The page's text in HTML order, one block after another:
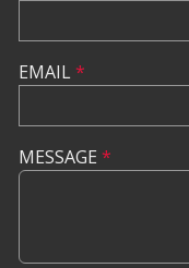
EMAIL*
MESSAGE *